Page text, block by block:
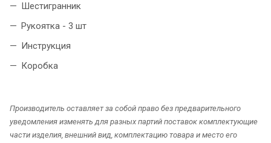
Шестигранник
Рукоятка - 3 шт
Инструкция
Коробка
Производитель оставляет за собой право без предварительного
уведомления изменять для разных партий поставок комплектующие
части изделия, внешний вид, комплектацию товара и место его